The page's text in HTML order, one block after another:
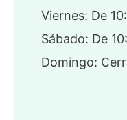
Viernes: De
Sábado: De
Domingo: